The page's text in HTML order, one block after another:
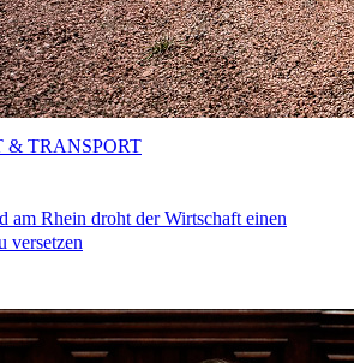
am Rhein droht der Wirtschaft einen
versetzen
& TRANSPORT